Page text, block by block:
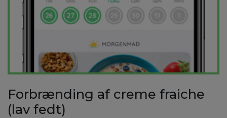
Forbrænding af creme fraiche
(lav fedt)